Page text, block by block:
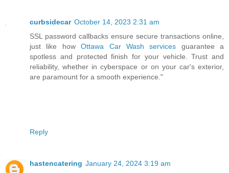
curbsidecar October 14, 2023 2:31 am
SSL password callbacks ensure secure transactions online,
just like howOttawa Car Wash services guarantee a
spotless and protected finish for your vehicle. Trust and
reliability, whether in cyberspace or on your car's exterior,
are paramount for a smooth experience."
Reply
hastencatering January 24, 2024 3:19 am